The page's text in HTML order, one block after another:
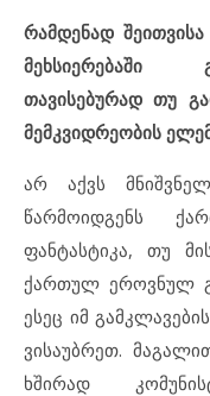
რამდენად
მეხსიერებაში
თავისებურად თუ
მემკვიდრეობის
არ აქვს
წარმოიდგენს
ფანტასტიკა, თუ
ქართულ ეროვნულ
ესეც იმ
ვისაუბრეთ.
ხშირად